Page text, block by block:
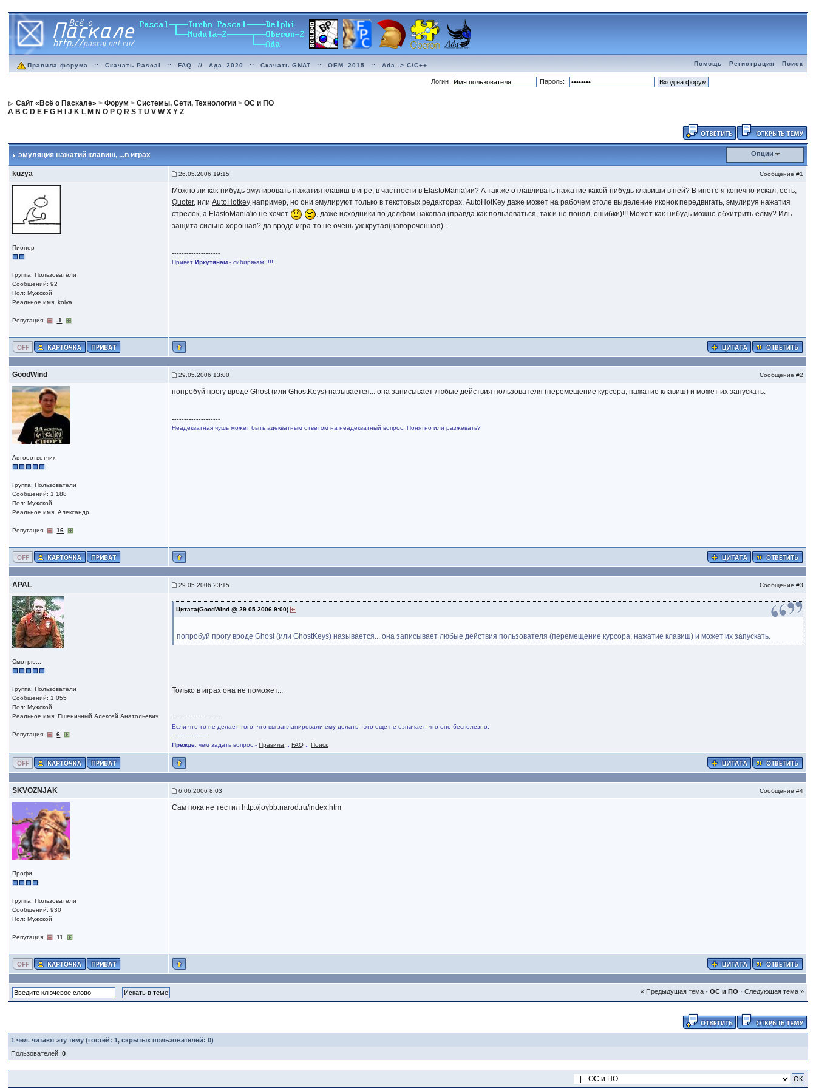
Правила форума :: Скачать Pascal :: FAQ // Ада–2020 :: Скачать GNAT :: OEM–2015 :: Ada -> C/C++ Помощь Регистрация Поиск
Логин Пароль:
Сайт «Всё о Паскале» >Форум >Системы, Сети, Технологии >ОС и ПО
A B C D E F G H J K L M N O P Q R S T U V W X Y Z
эмуляция нажатий клавиш, ...в играх Опции
kuzya 26.05.2006 19:15 Сообщение#1
Пионер
Группа: Пользователи
Сообщений: 92
Пол: Мужской
Реальное имя: kolya
Репутация: -1
Можно ли как-нибудь эмулировать нажатия клавиш в игре, в частности в ElastoMania'ии? А так же отлавливать нажатие какой-нибудь клавиши в ней? В инете я конечно искал, есть,
Quoter, илиAutoHotkey например, но они эмулируют только в текстовых редакторах, AutoHotKey даже может на рабочем столе выделение иконок передвигать, эмулируя нажатия
стрелок, а ElastoMania'ю не хочет
, дажеисходники по делфямнакопал (правда как пользоваться, так и не понял, ошибки)!!! Может как-нибудь можно обхитрить елму? Иль
защита сильно хорошая? да вроде игра-то не очень уж крутая(навороченная)...
--------------------
ПриветИркутянам - сибирякам!!!!!!!
GoodWind 29.05.2006 13:00 Сообщение#2
Автооответчик
Группа: Пользователи
Сообщений: 1 188
Пол: Мужской
Реальное имя: Александр
Репутация: 16
попробуй прогу вроде Ghost (или GhostKeys) называется... она записывает любые действия пользователя (перемещение курсора, нажатие клавиш) и может их запускать.
--------------------
Неадекватная чушь может быть адекватным ответом на неадекватный вопрос. Понятно или разжевать?
APAL 29.05.2006 23:15 Сообщение#3
Смотрю...
Группа: Пользователи
Сообщений: 1 055
Пол: Мужской
Реальное имя: Пшеничный Алексей Анатольевич
Репутация: 6
Цитата(GoodWind @ 29.05.2006 9:00)
попробуй прогу вроде Ghost (или GhostKeys) называется... она записывает любые действия пользователя (перемещение курсора, нажатие клавиш) и может их запускать.
Только в играх она не поможет...
--------------------
Если что-то не делает того, что вы запланировали ему делать - это еще не означает, что оно бесполезно.
--------------------
Прежде , чем задать вопрос -Правила ::FAQ ::Поиск
SKVOZNJAK 6.06.2006 8:03 Сообщение#4
Профи
Группа: Пользователи
Сообщений: 930
Пол: Мужской
Репутация: 11
Сам пока не тестил http://joybb.narod.ru/index.htm
« Предыдущая тема· ОС и ПО · Следующая тема »
1 чел. читают эту тему (гостей: 1, скрытых пользователей: 0)
Пользователей:0